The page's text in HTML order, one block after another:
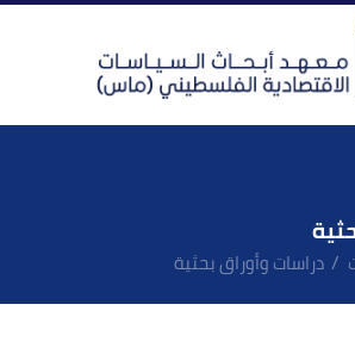
دراسات وأوراق بحثية